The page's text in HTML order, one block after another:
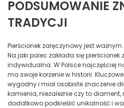
PODSUMOWANIE
TRADYCJI
Pierścionek zaręczynowy jest
Na jaki palec zakłada się pierścionek
indywidualna. W Polsce najczęściej
ma swoje korzenie w historii.
wygodny i miał osobiste znaczenie
kamienia, niezależnie czy to diament,
dodatkowo podkreślić unikalność i